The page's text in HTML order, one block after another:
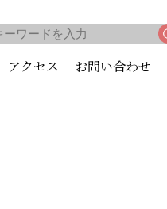
アクセス お問い合わせ